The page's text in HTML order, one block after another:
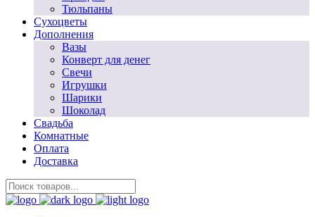
Тюльпаны
Сухоцветы
Дополнения
Вазы
Конверт для денег
Свечи
Игрушки
Шарики
Шоколад
Свадьба
Комнатные
Оплата
Доставка